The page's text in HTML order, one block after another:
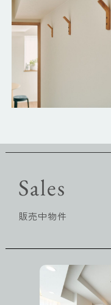
Sales
販売中物件